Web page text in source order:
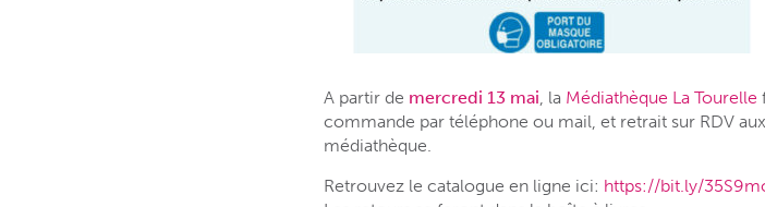
A partir de mercredi 13 mai, la Médiathèque La Tourelle
commande par téléphone ou mail, et retrait sur RDV
médiathèque.
Retrouvez le catalogue en ligne ici: https://bit.ly/